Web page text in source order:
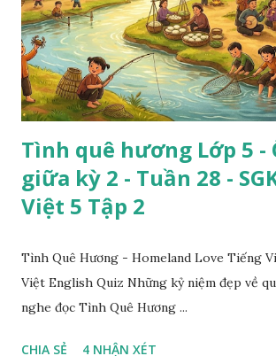
Tình quê hương Lớp 5 -
giữa kỳ 2 - Tuần 28 -
Việt 5 Tập 2
Tình Quê Hương - Homeland Love Tiếng
Việt English Quiz Những kỷ niệm đẹp về
nghe đọc Tình Quê Hương ...
CHIA SẺ 4 NHẬN XÉT